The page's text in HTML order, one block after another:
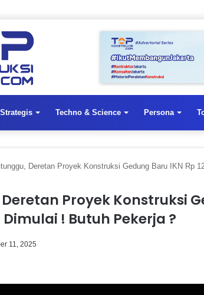
Techno & Science Persona
Deretan Proyek Konstruksi Gedung Baru IKN Rp
Proyek Konstruksi
Dimulai ! Butuh Pekerja ?
11, 2025